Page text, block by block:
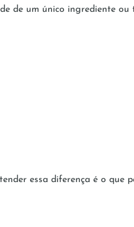
de um único ingrediente ou
essa diferença é o que